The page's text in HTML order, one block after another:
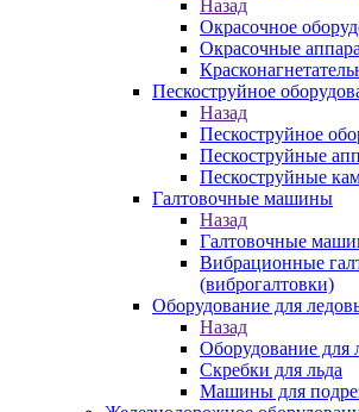
Назад
Окрасочное
Окрасочные
Пескоструйное
Назад
Пескоструйное
Пескоструйные
Пескоструйные
Галтовочные машины
Назад
Галтовочные
Вибрационные
(виброгалтовки)
Оборудование для
Назад
Оборудование для
Скребки для льда
Машины для